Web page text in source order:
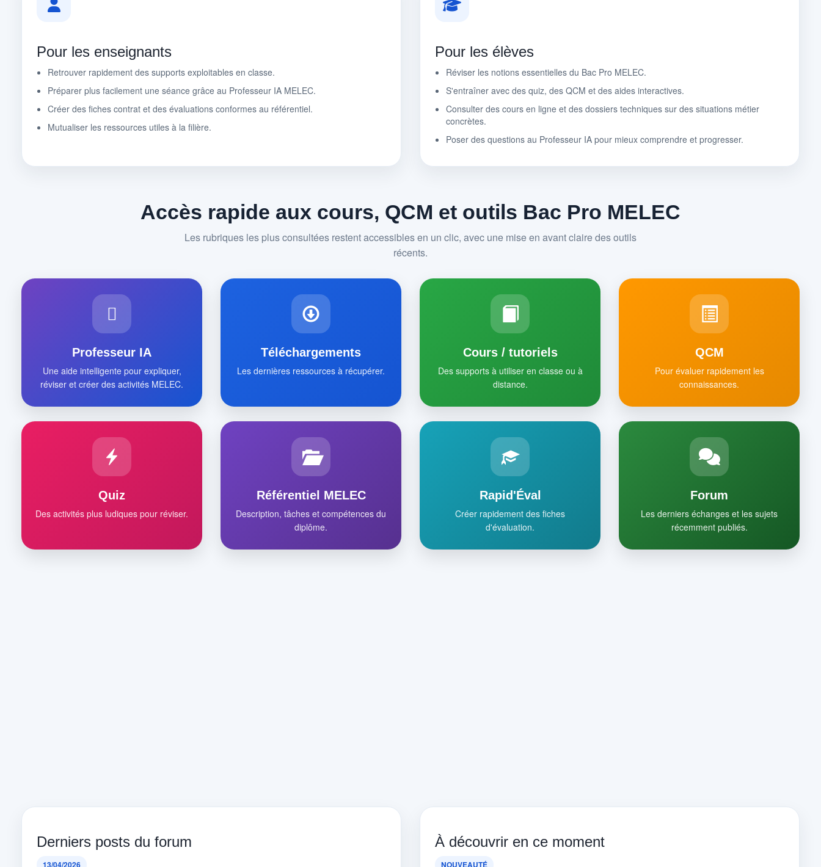
Pour les enseignants
Retrouver rapidement des supports exploitables en classe.
Préparer plus facilement une séance grâce au Professeur IA MELEC.
Créer des fiches contrat et des évaluations conformes au référentiel.
Mutualiser les ressources utiles à la filière.
Pour les élèves
Réviser les notions essentielles du Bac Pro MELEC.
S'entraîner avec des quiz, des QCM et des aides interactives.
Consulter des cours en ligne et des dossiers techniques sur des situations métier
concrètes.
Poser des questions au Professeur IA pour mieux comprendre et progresser.
Accès rapide aux cours, QCM et outils Bac Pro MELEC
Les rubriques les plus consultées restent accessibles en un clic, avec une mise en avant claire des outils
récents.
Professeur IA
Une aide intelligente pour expliquer,
réviser et créer des activités MELEC.
Téléchargements
Les dernières ressources à récupérer.
Cours / tutoriels
Des supports à utiliser en classe ou à
distance.
QCM
Pour évaluer rapidement les
connaissances.
Quiz
Des activités plus ludiques pour réviser.
Référentiel MELEC
Description, tâches et compétences du
diplôme.
Rapid'Éval
Créer rapidement des fiches
d'évaluation.
Forum
Les derniers échanges et les sujets
récemment publiés.
Derniers posts du forum
13/04/2026
À découvrir en ce moment
NOUVEAUTÉ